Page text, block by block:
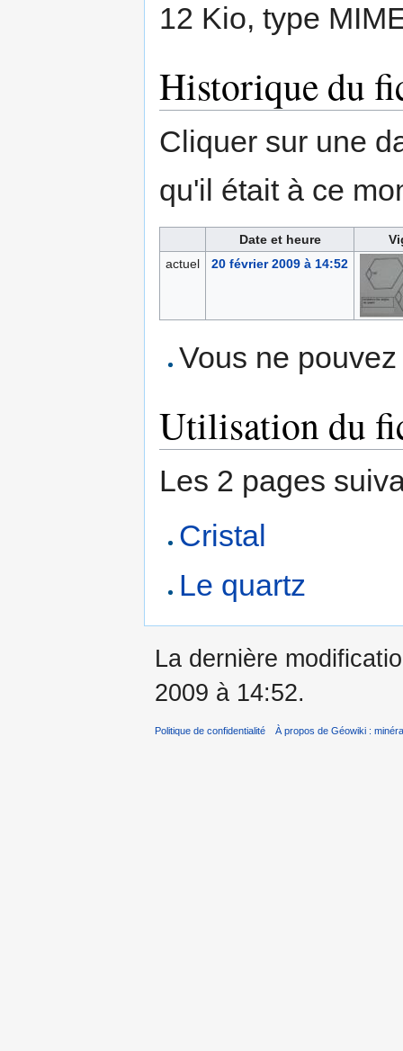
12 Kio, type
Historique du
Cliquer sur une
qu'il était à ce
Date et heure
actuel
20 février 2009 à 14:52
Vous ne
Utilisation du
Les 2 pages
Cristal
Le quartz
La dernière
2009 à 14:52.
Politique de confidentialité À propos de Géowiki :